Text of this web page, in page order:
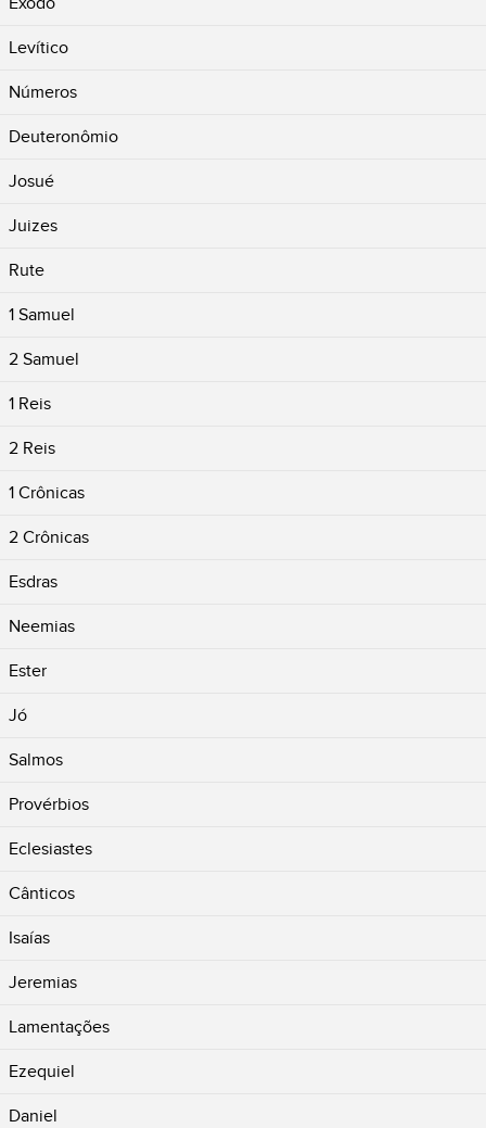
Levítico
Números
Deuteronômio
Josué
Juizes
Rute
1 Samuel
2 Samuel
1 Reis
2 Reis
1 Crônicas
2 Crônicas
Esdras
Neemias
Ester
Jó
Salmos
Provérbios
Eclesiastes
Cânticos
Isaías
Jeremias
Lamentações
Ezequiel
Daniel